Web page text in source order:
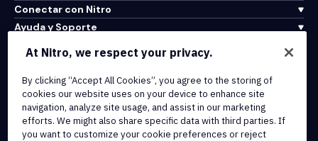
Conectar con Nitro
Ayuda y Soporte
Terms of Service
Cookie Policy
Copyright Policy
All Terms & Policies
At Nitro, we respect your privacy.
By clicking “Accept All Cookies”, you agree to the storing of
cookies our website uses on your device to enhance site
navigation, analyze site usage, and assist in our marketing
efforts. We might also share specific data with third parties. If
you want to customize your cookie preferences or reject